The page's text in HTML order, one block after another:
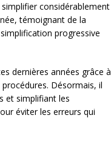
considérablement
témoignant de la
progressive
dernières années grâce à
Désormais, il
et simplifiant les
éviter les erreurs qui